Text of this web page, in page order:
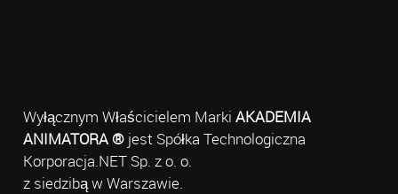
Wyłącznym Właścicielem Marki AKADEMIA
ANIMATORA ®jest Spółka Technologiczna
Korporacja.NET Sp. z o. o.
z siedzibą w Warszawie.